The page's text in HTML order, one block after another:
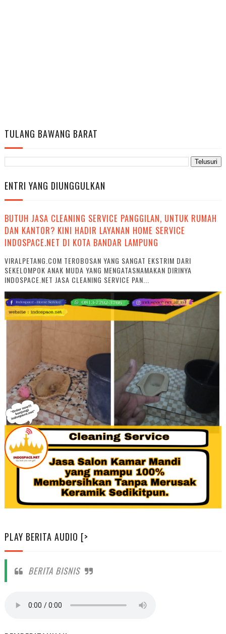
TULANG BAWANG BARAT
ENTRI YANG DIUNGGULKAN
BUTUH JASA CLEANING SERVICE PANGGILAN, UNTUK RUMAH
DAN KANTOR? KINI HADIR LAYANAN HOME SERVICE
INDOSPACE.NET DI KOTA BANDAR LAMPUNG
VIRALPETANG.COM TEROBOSAN YANG SANGAT EKSTRIM DARI
SEKELOMPOK ANAK MUDA YANG MENGATASNAMAKAN DIRINYA
INDOSPACE.NET JASA CLEANING SERVICE PAN...
PLAY BERITA AUDIO [>
BERITA BISNIS